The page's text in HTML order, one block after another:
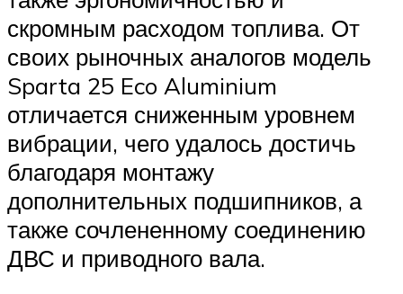
скромным расходом топлива. От
своих рыночных аналогов модель
Sparta 25 Eco Aluminium
отличается сниженным уровнем
вибрации, чего удалось достичь
благодаря монтажу
дополнительных подшипников, а
также сочлененному соединению
ДВС и приводного вала.